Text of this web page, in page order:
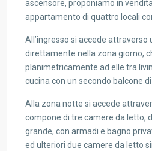
ascensore, proponiamo in
appartamento di quattro locali
All’ingresso si accede attraverso
direttamente nella zona giorno,
planimetricamente ad elle tra
cucina con un secondo balcone di
Alla zona notte si accede
compone di tre camere da letto,
grande, con armadi e bagno
ed ulteriori due camere da letto